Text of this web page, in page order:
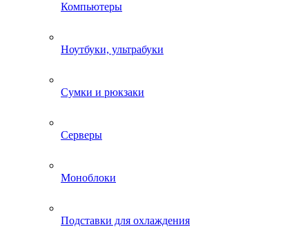
Компьютеры
Ноутбуки, ультрабуки
Сумки и рюкзаки
Серверы
Моноблоки
Подставки для охлаждения